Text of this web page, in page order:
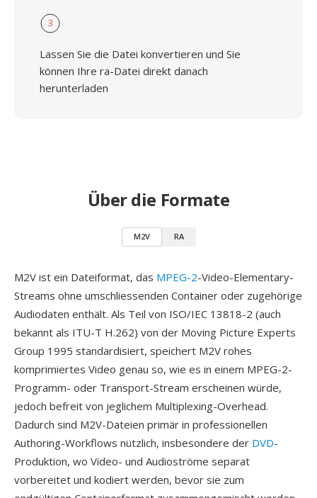
3
Lassen Sie die Datei konvertieren und Sie
können Ihre ra-Datei direkt danach
herunterladen
Über die Formate
M2V RA
M2V ist ein Dateiformat, das MPEG-2-Video-Elementary-
Streams ohne umschliessenden Container oder zugehörige
Audiodaten enthält. Als Teil von ISO/IEC 13818-2 (auch
bekannt als ITU-T H.262) von der Moving Picture Experts
Group 1995 standardisiert, speichert M2V rohes
komprimiertes Video genau so, wie es in einem MPEG-2-
Programm- oder Transport-Stream erscheinen würde,
jedoch befreit von jeglichem Multiplexing-Overhead.
Dadurch sind M2V-Dateien primär in professionellen
Authoring-Workflows nützlich, insbesondere der DVD-
Produktion, wo Video- und Audioströme separat
vorbereitet und kodiert werden, bevor sie zum